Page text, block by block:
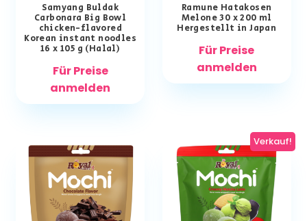
Samyang Buldak
Carbonara Big Bowl
chicken-flavored
Korean instant noodles
16 x 105 g (Halal)
Für Preise
anmelden
Ramune Hatakosen
Melone 30 x 200 ml
Hergestellt in Japan
Für Preise
anmelden
Verkauf!